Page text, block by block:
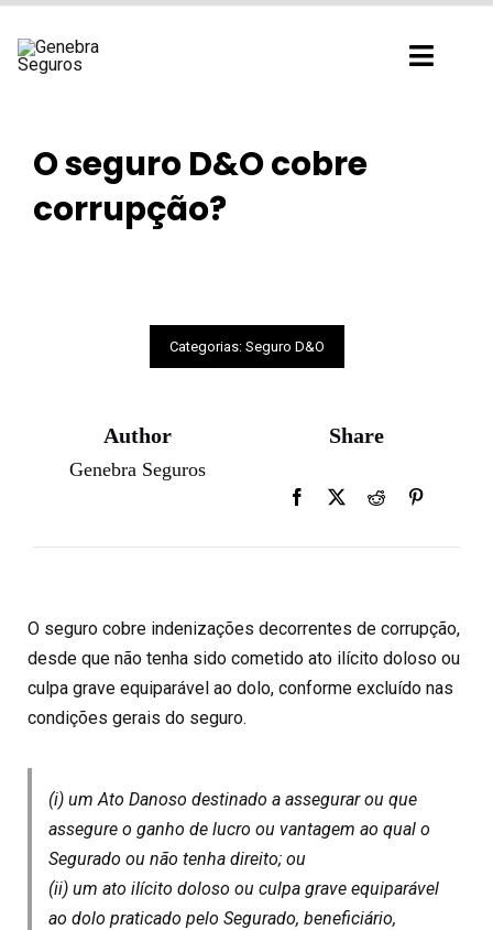
para
O seguro D&O cobre
corrupção?
Categorias: Seguro D&O
Author
Genebra Seguros
Share
O seguro cobre indenizações decorrentes de corrupção,
desde que não tenha sido cometido ato ilícito doloso ou
culpa grave equiparável ao dolo, conforme excluído nas
condições gerais do seguro.
(i) um Ato Danoso destinado a assegurar ou que
assegure o ganho de lucro ou vantagem ao qual o
Segurado ou não tenha direito; ou
(ii) um ato iIícito doloso ou culpa grave equiparável
ao dolo praticado pelo Segurado, beneficiário,